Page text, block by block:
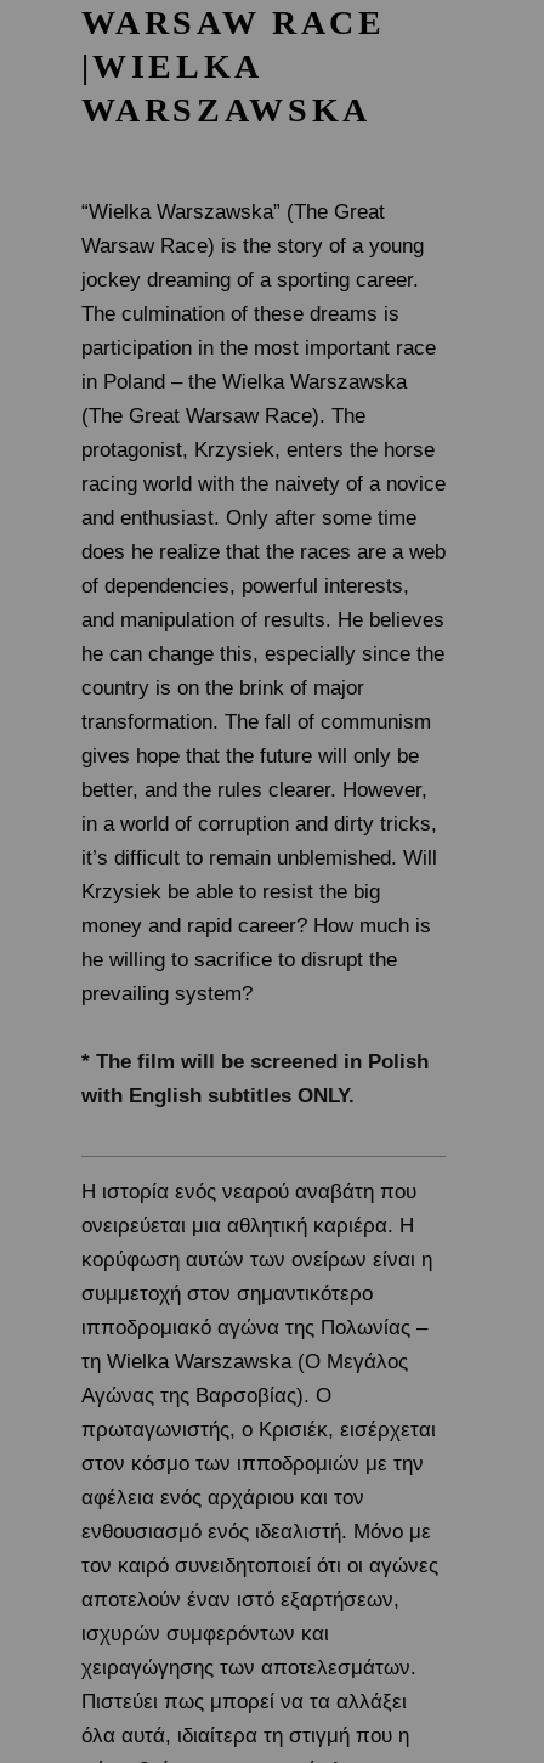
WARSAW RACE
|WIELKA
WARSZAWSKA
“Wielka Warszawska” (The Great
Warsaw Race) is the story of a young
jockey dreaming of a sporting career.
The culmination of these dreams is
participation in the most important race
in Poland – the Wielka Warszawska
(The Great Warsaw Race). The
protagonist, Krzysiek, enters the horse
racing world with the naivety of a novice
and enthusiast. Only after some time
does he realize that the races are a web
of dependencies, powerful interests,
and manipulation of results. He believes
he can change this, especially since the
country is on the brink of major
transformation. The fall of communism
gives hope that the future will only be
better, and the rules clearer. However,
in a world of corruption and dirty tricks,
it’s difficult to remain unblemished. Will
Krzysiek be able to resist the big
money and rapid career? How much is
he willing to sacrifice to disrupt the
prevailing system?
* The film will be screened in Polish
with English subtitles ONLY.
Η ιστορία ενός νεαρού αναβάτη που
ονειρεύεται μια αθλητική καριέρα. Η
κορύφωση αυτών των ονείρων είναι η
συμμετοχή στον σημαντικότερο
ιπποδρομιακό αγώνα της Πολωνίας –
τη Wielka Warszawska (Ο Μεγάλος
Αγώνας της Βαρσοβίας). Ο
πρωταγωνιστής, ο Κρισιέκ, εισέρχεται
στον κόσμο των ιπποδρομιών με την
αφέλεια ενός αρχάριου και τον
ενθουσιασμό ενός ιδεαλιστή. Μόνο με
τον καιρό συνειδητοποιεί ότι οι αγώνες
αποτελούν έναν ιστό εξαρτήσεων,
ισχυρών συμφερόντων και
χειραγώγησης των αποτελεσμάτων.
Πιστεύει πως μπορεί να τα αλλάξει
όλα αυτά, ιδιαίτερα τη στιγμή που η